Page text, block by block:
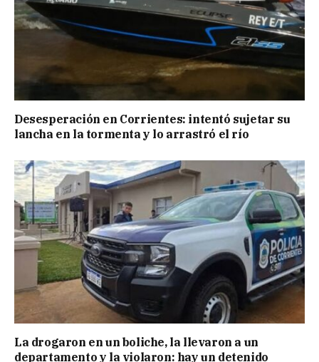
Desesperación en Corrientes: intentó sujetar su
lancha en la tormenta y lo arrastró el río
La drogaron en un boliche, la llevaron a un
departamento y la violaron: hay un detenido